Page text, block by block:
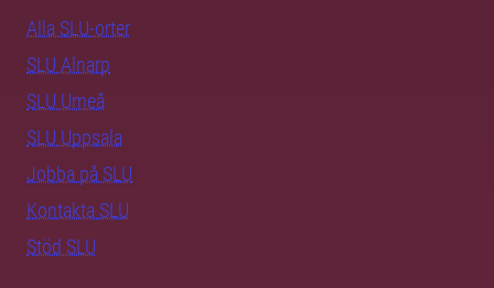
Alla SLU-orter
SLU Alnarp
SLU Umeå
SLU Uppsala
Jobba på SLU
Kontakta SLU
Stöd SLU